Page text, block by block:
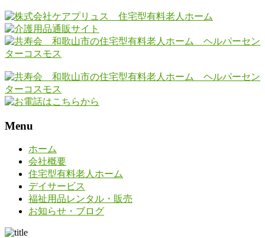
Menu
ホーム
会社概要
住宅型有料老人ホーム
デイサービス
福祉用品レンタル・販売
お知らせ・ブログ